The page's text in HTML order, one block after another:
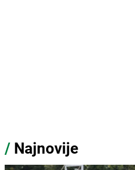
/ Najnovije